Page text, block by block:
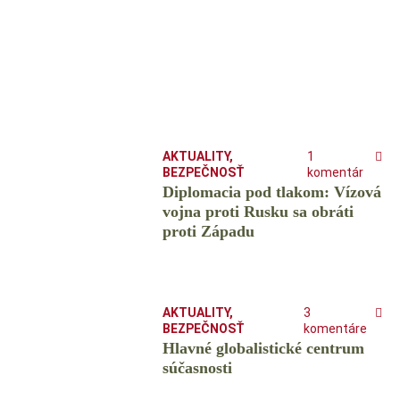
AKTUALITY,
BEZPEČNOSŤ
1
komentár
Diplomacia pod tlakom: Vízová
vojna proti Rusku sa obráti
proti Západu
AKTUALITY,
BEZPEČNOSŤ
3
komentáre
Hlavné globalistické centrum
súčasnosti